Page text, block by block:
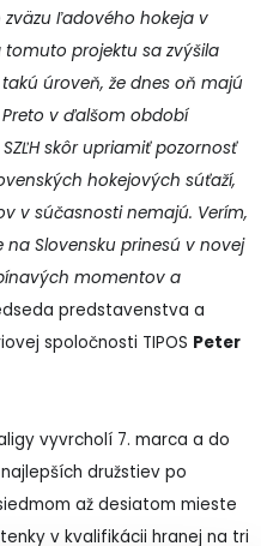
zväzu ľadového hokeja v
tomuto projektu sa zvýšila
úroveň, že dnes oň majú
v ďalšom období
skôr upriamiť pozornosť
hokejových súťaží,
v súčasnosti nemajú. Verím,
na Slovensku prinesú v novej
momentov a
predstavenstva a
spoločnosti TIPOS Peter
vyvrcholí 7. marca a do
družstiev po
až desiatom mieste
v kvalifikácii hranej na tri